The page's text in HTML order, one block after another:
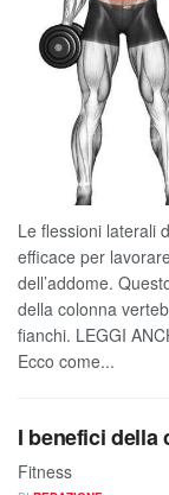
Le flessioni laterali
efficace per
dell’addome.
della colonna
fianchi. LEGGI
Ecco come...
I benefici della
Fitness